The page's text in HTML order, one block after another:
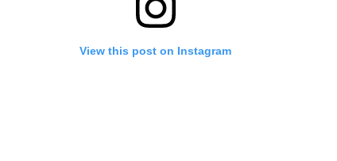
View this post on Instagram